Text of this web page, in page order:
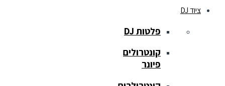
ציוד DJ
פלטות DJ
קונטרולים
פיונר